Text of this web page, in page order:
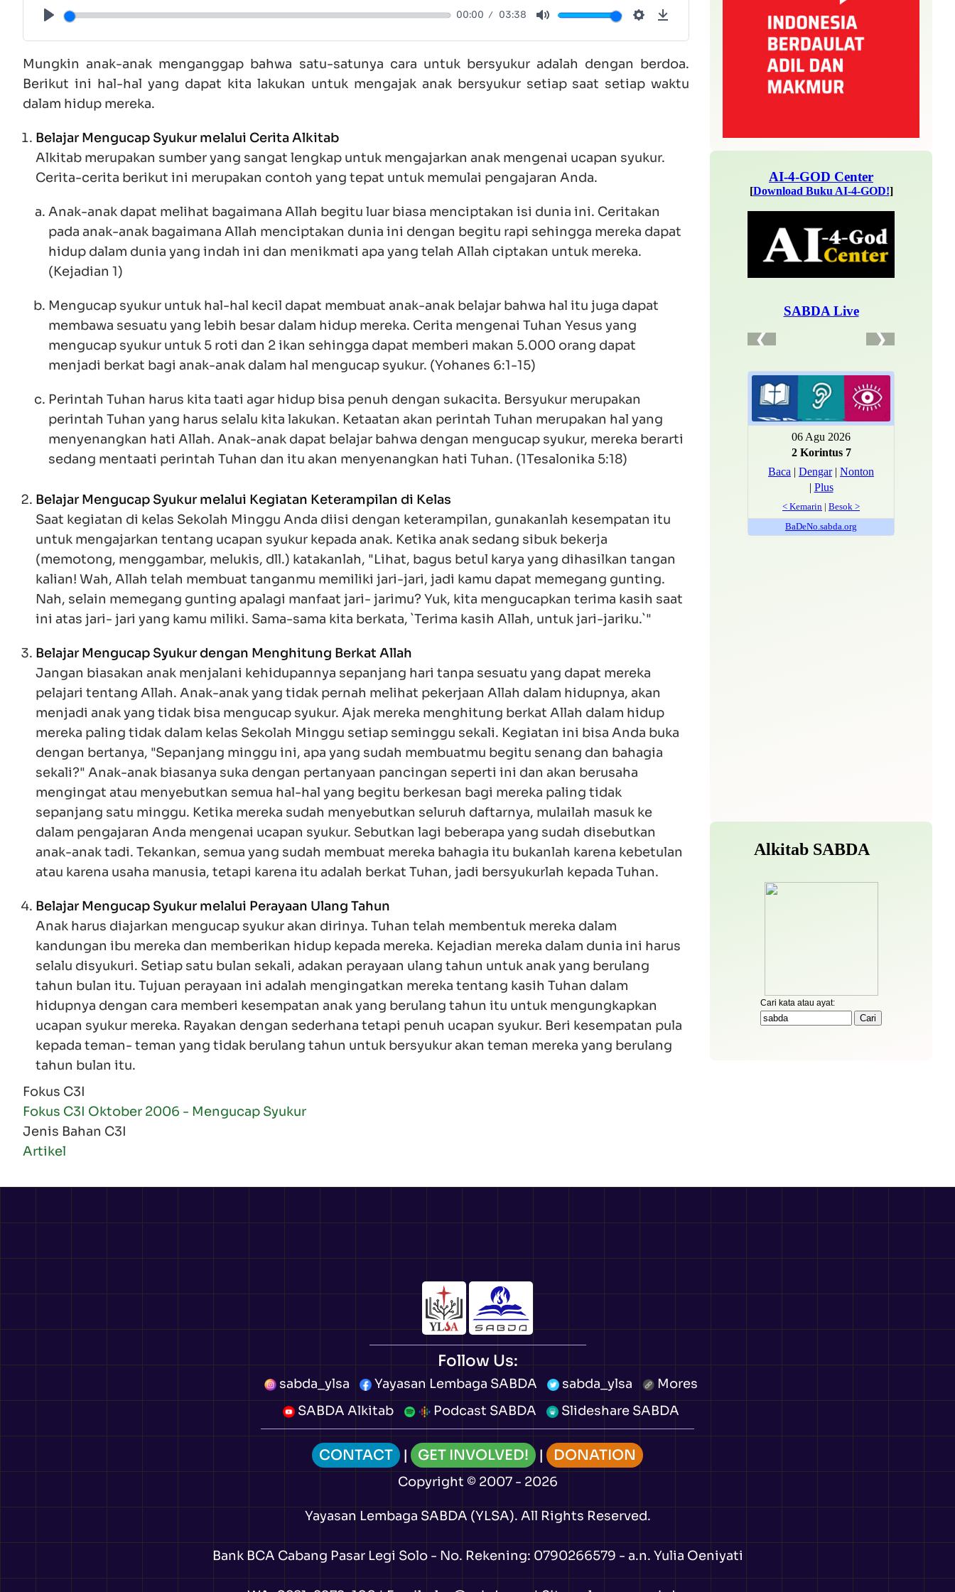
00:00 03:38
Mungkin anak-anak menganggap bahwa satu-satunya cara untuk bersyukur adalah dengan berdoa.
Berikut ini hal-hal yang dapat kita lakukan untuk mengajak anak bersyukur setiap saat setiap waktu
dalam hidup mereka.
Belajar Mengucap Syukur melalui Cerita Alkitab
Alkitab merupakan sumber yang sangat lengkap untuk mengajarkan anak mengenai ucapan syukur.
Cerita-cerita berikut ini merupakan contoh yang tepat untuk memulai pengajaran Anda.
Anak-anak dapat melihat bagaimana Allah begitu luar biasa menciptakan isi dunia ini. Ceritakan
pada anak-anak bagaimana Allah menciptakan dunia ini dengan begitu rapi sehingga mereka dapat
hidup dalam dunia yang indah ini dan menikmati apa yang telah Allah ciptakan untuk mereka.
(Kejadian 1)
Mengucap syukur untuk hal-hal kecil dapat membuat anak-anak belajar bahwa hal itu juga dapat
membawa sesuatu yang lebih besar dalam hidup mereka. Cerita mengenai Tuhan Yesus yang
mengucap syukur untuk 5 roti dan 2 ikan sehingga dapat memberi makan 5.000 orang dapat
menjadi berkat bagi anak-anak dalam hal mengucap syukur. (Yohanes 6:1-15)
Perintah Tuhan harus kita taati agar hidup bisa penuh dengan sukacita. Bersyukur merupakan
perintah Tuhan yang harus selalu kita lakukan. Ketaatan akan perintah Tuhan merupakan hal yang
menyenangkan hati Allah. Anak-anak dapat belajar bahwa dengan mengucap syukur, mereka berarti
sedang mentaati perintah Tuhan dan itu akan menyenangkan hati Tuhan. (1Tesalonika 5:18)
Belajar Mengucap Syukur melalui Kegiatan Keterampilan di Kelas
Saat kegiatan di kelas Sekolah Minggu Anda diisi dengan keterampilan, gunakanlah kesempatan itu
untuk mengajarkan tentang ucapan syukur kepada anak. Ketika anak sedang sibuk bekerja
(memotong, menggambar, melukis, dll.) katakanlah, "Lihat, bagus betul karya yang dihasilkan tangan
kalian! Wah, Allah telah membuat tanganmu memiliki jari-jari, jadi kamu dapat memegang gunting.
Nah, selain memegang gunting apalagi manfaat jari- jarimu? Yuk, kita mengucapkan terima kasih saat
ini atas jari- jari yang kamu miliki. Sama-sama kita berkata, `Terima kasih Allah, untuk jari-jariku.`"
Belajar Mengucap Syukur dengan Menghitung Berkat Allah
Jangan biasakan anak menjalani kehidupannya sepanjang hari tanpa sesuatu yang dapat mereka
pelajari tentang Allah. Anak-anak yang tidak pernah melihat pekerjaan Allah dalam hidupnya, akan
menjadi anak yang tidak bisa mengucap syukur. Ajak mereka menghitung berkat Allah dalam hidup
mereka paling tidak dalam kelas Sekolah Minggu setiap seminggu sekali. Kegiatan ini bisa Anda buka
dengan bertanya, "Sepanjang minggu ini, apa yang sudah membuatmu begitu senang dan bahagia
sekali?" Anak-anak biasanya suka dengan pertanyaan pancingan seperti ini dan akan berusaha
mengingat atau menyebutkan semua hal-hal yang begitu berkesan bagi mereka paling tidak
sepanjang satu minggu. Ketika mereka sudah menyebutkan seluruh daftarnya, mulailah masuk ke
dalam pengajaran Anda mengenai ucapan syukur. Sebutkan lagi beberapa yang sudah disebutkan
anak-anak tadi. Tekankan, semua yang sudah membuat mereka bahagia itu bukanlah karena kebetulan
atau karena usaha manusia, tetapi karena itu adalah berkat Tuhan, jadi bersyukurlah kepada Tuhan.
Belajar Mengucap Syukur melalui Perayaan Ulang Tahun
Anak harus diajarkan mengucap syukur akan dirinya. Tuhan telah membentuk mereka dalam
kandungan ibu mereka dan memberikan hidup kepada mereka. Kejadian mereka dalam dunia ini harus
selalu disyukuri. Setiap satu bulan sekali, adakan perayaan ulang tahun untuk anak yang berulang
tahun bulan itu. Tujuan perayaan ini adalah mengingatkan mereka tentang kasih Tuhan dalam
hidupnya dengan cara memberi kesempatan anak yang berulang tahun itu untuk mengungkapkan
ucapan syukur mereka. Rayakan dengan sederhana tetapi penuh ucapan syukur. Beri kesempatan pula
kepada teman- teman yang tidak berulang tahun untuk bersyukur akan teman mereka yang berulang
tahun bulan itu.
Fokus C3I
Fokus C3I Oktober 2006 - Mengucap Syukur
Jenis Bahan C3I
Artikel
Follow Us:
sabda_ylsa Yayasan Lembaga SABDA sabda_ylsa
Mores
SABDA Alkitab
Podcast SABDA Slideshare SABDA
CONTACT | GET INVOLVED! | DONATION
Copyright © 2007 - 2026
Yayasan Lembaga SABDA (YLSA). All Rights Reserved.
Bank BCA Cabang Pasar Legi Solo - No. Rekening: 0790266579 - a.n. Yulia Oeniyati